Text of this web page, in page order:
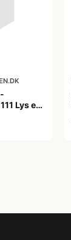
Lys eg